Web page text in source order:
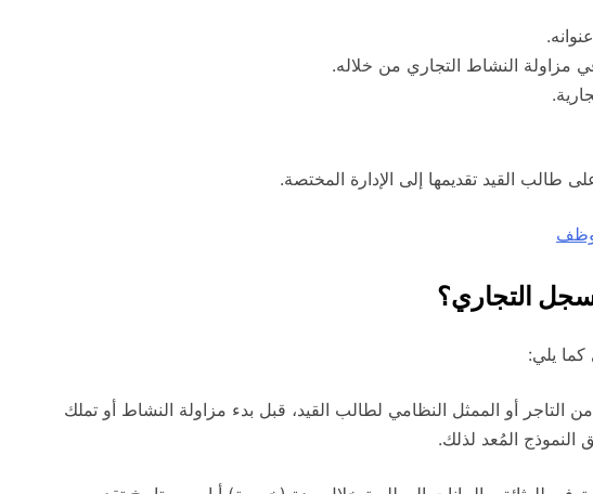
مزاولة النشاط التجاري من خلاله.
طالب القيد تقديمها إلى الإدارة المختصة.
التجاري؟
يلي:
التاجر أو الممثل النظامي لطالب القيد، قبل بدء مزاولة النشاط أو تملك
النموذج المُعد لذلك.